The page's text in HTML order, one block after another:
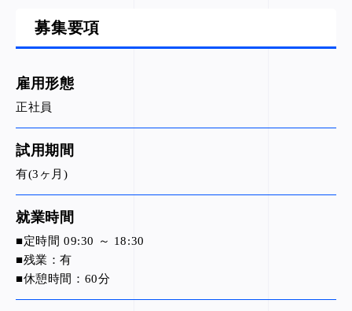
募集要項
雇用形態
正社員
試用期間
有(3ヶ月)
就業時間
■定時間 09:30 ～ 18:30
■残業：有
■休憩時間：60分